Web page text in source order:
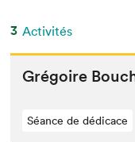
3 Activités
Gré­goire
Séance de dédicace